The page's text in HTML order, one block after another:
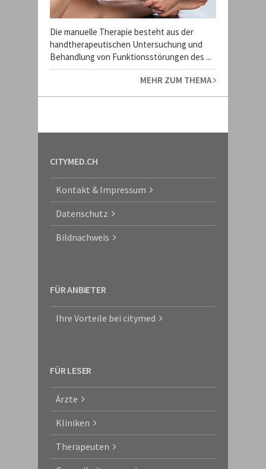
Die manuelle Therapie besteht aus der
handtherapeutischen Untersuchung und
Behandlung von Funktionsstörungen des ...
MEHR ZUM THEMA
CITYMED.CH
Kontakt & Impressum
Datenschutz
Bildnachweis
FÜR ANBIETER
Ihre Vorteile bei citymed
FÜR LESER
Ärzte
Kliniken
Therapeuten